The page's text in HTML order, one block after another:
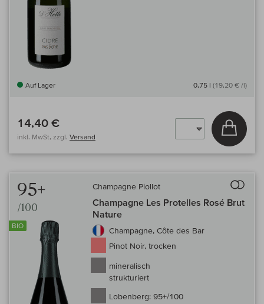
Auf Lager 0,75 l (19,20 € /l)
14,40 €
inkl. MwSt, zzgl. Versand
In
95+
/100
BIO
Champagne Piollot
Champagne Les Protelles Rosé Brut
Nature
Champagne, Côte des Bar
Pinot Noir, trocken
mineralisch
strukturiert
Lobenberg: 95+/100